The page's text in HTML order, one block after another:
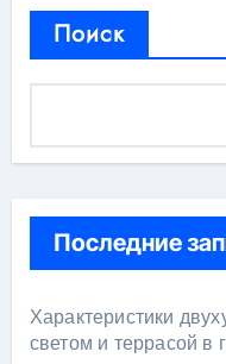
Поиск
Последние
Характеристики
светом и террасой в